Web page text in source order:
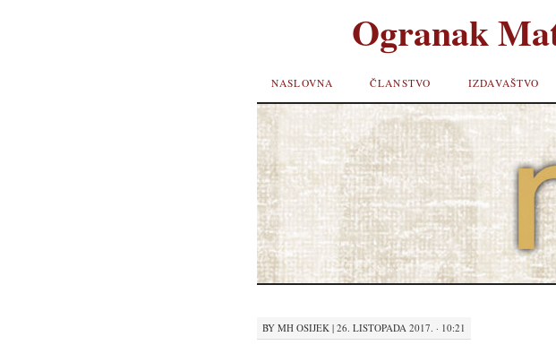
Ogranak
SKIP TO
CONTENT
NASLOVNA ČLANSTVO IZDAVAŠTVO
BY MH OSIJEK | 26. LISTOPADA 2017. · 10:21